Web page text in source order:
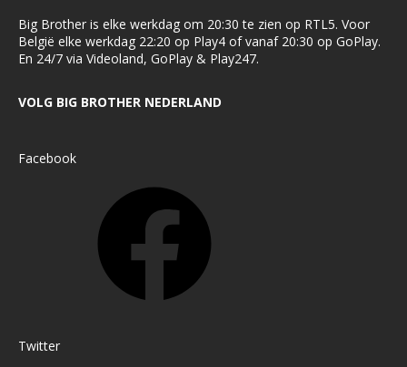
Big Brother is elke werkdag om 20:30 te zien op RTL5. Voor
België elke werkdag 22:20 op Play4 of vanaf 20:30 op GoPlay.
En 24/7 via Videoland, GoPlay & Play247.
VOLG BIG BROTHER NEDERLAND
Facebook
Twitter